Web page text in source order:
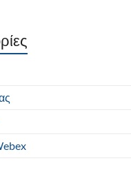
στον ιστότοπο του 2ου
Σχολείου Τήνου! Καλή